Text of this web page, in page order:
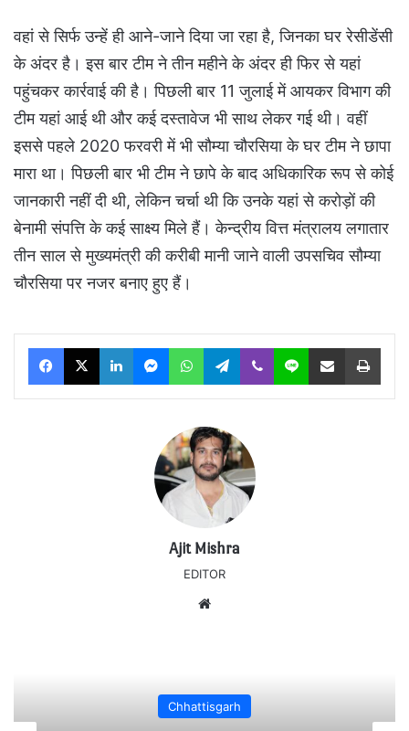
वहां से सिर्फ उन्हें ही आने-जाने दिया जा रहा है, जिनका घर रेसीडेंसी
के अंदर है। इस बार टीम ने तीन महीने के अंदर ही फिर से यहां
पहुंचकर कार्रवाई की है। पिछली बार 11 जुलाई में आयकर विभाग की
टीम यहां आई थी और कई दस्तावेज भी साथ लेकर गई थी। वहीं
इससे पहले 2020 फरवरी में भी सौम्या चौरसिया के घर टीम ने छापा
मारा था। पिछली बार भी टीम ने छापे के बाद अधिकारिक रूप से कोई
जानकारी नहीं दी थी, लेकिन चर्चा थी कि उनके यहां से करोड़ों की
बेनामी संपत्ति के कई साक्ष्य मिले हैं। केन्द्रीय वित्त मंत्रालय लगातार
तीन साल से मुख्यमंत्री की करीबी मानी जाने वाली उपसचिव सौम्या
चौरसिया पर नजर बनाए हुए हैं।
Facebook
X LinkedInMessengerWhatsAppTelegram
Viber Line Share via Email Print
Ajit Mishra
EDITOR
Bilaspur